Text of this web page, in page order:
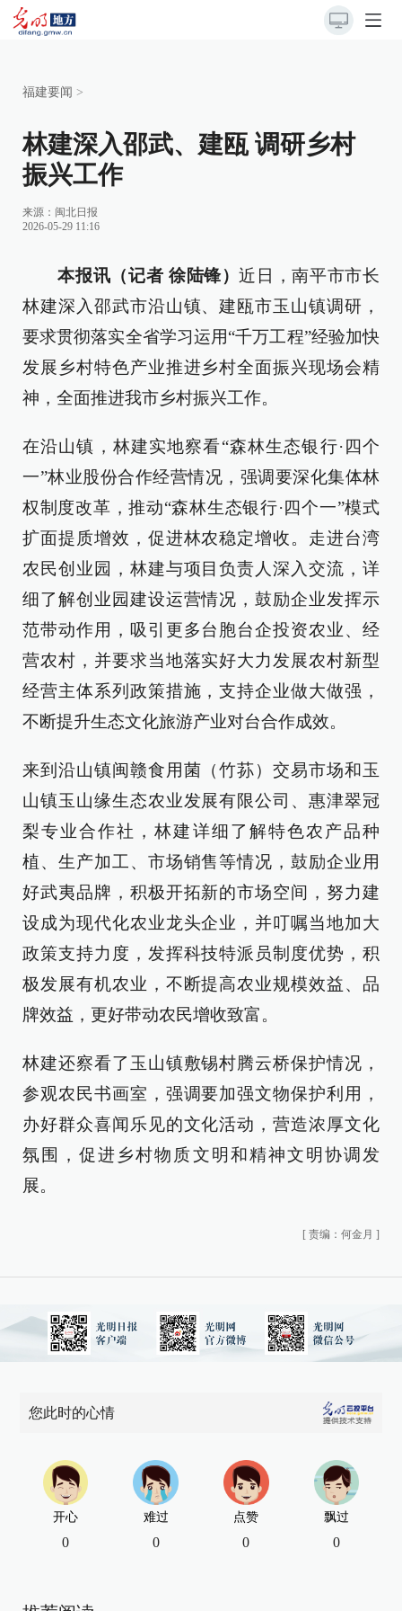
福建要闻 >
林建深入邵武、建瓯 调研乡村
振兴工作
来源： 闽北日报
2026-05-29 11:16
本报讯（记者 徐陆锋）近日，南平市市长
林建深入邵武市沿山镇、建瓯市玉山镇调研，
要求贯彻落实全省学习运用“千万工程”经验加快
发展乡村特色产业推进乡村全面振兴现场会精
神，全面推进我市乡村振兴工作。
在沿山镇，林建实地察看“森林生态银行·四个
一”林业股份合作经营情况，强调要深化集体林
权制度改革，推动“森林生态银行·四个一”模式
扩面提质增效，促进林农稳定增收。走进台湾
农民创业园，林建与项目负责人深入交流，详
细了解创业园建设运营情况，鼓励企业发挥示
范带动作用，吸引更多台胞台企投资农业、经
营农村，并要求当地落实好大力发展农村新型
经营主体系列政策措施，支持企业做大做强，
不断提升生态文化旅游产业对台合作成效。
来到沿山镇闽赣食用菌（竹荪）交易市场和玉
山镇玉山缘生态农业发展有限公司、惠津翠冠
梨专业合作社，林建详细了解特色农产品种
植、生产加工、市场销售等情况，鼓励企业用
好武夷品牌，积极开拓新的市场空间，努力建
设成为现代化农业龙头企业，并叮嘱当地加大
政策支持力度，发挥科技特派员制度优势，积
极发展有机农业，不断提高农业规模效益、品
牌效益，更好带动农民增收致富。
林建还察看了玉山镇敷锡村腾云桥保护情况，
参观农民书画室，强调要加强文物保护利用，
办好群众喜闻乐见的文化活动，营造浓厚文化
氛围，促进乡村物质文明和精神文明协调发
展。
[ 责编：何金月 ]
您此时的心情
开心
0
难过
0
点赞
0
飘过
0